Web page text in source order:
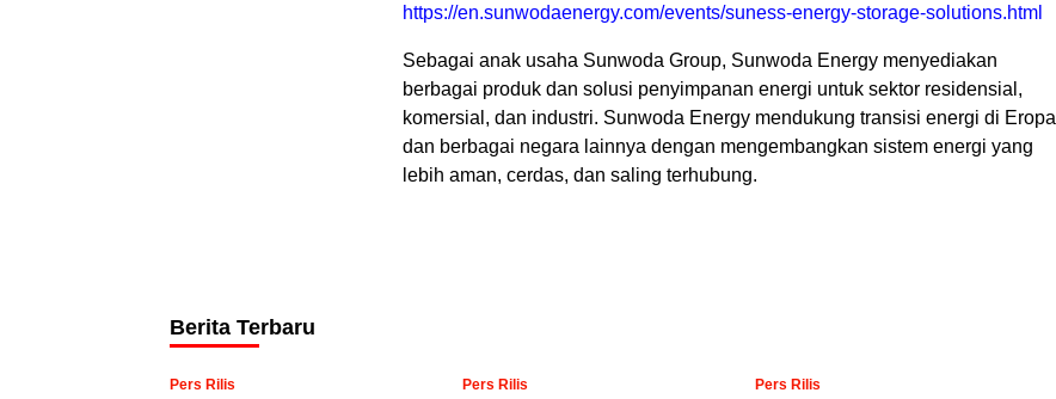
https://en.sunwodaenergy.com/events/suness-energy-storage-solutions.html
Sebagai anak usaha Sunwoda Group, Sunwoda Energy menyediakan
berbagai produk dan solusi penyimpanan energi untuk sektor residensial,
komersial, dan industri. Sunwoda Energy mendukung transisi energi di Eropa
dan berbagai negara lainnya dengan mengembangkan sistem energi yang
lebih aman, cerdas, dan saling terhubung.
Berita Terbaru
Pers Rilis Pers Rilis Pers Rilis